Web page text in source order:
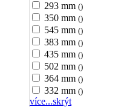
293 mm ()
350 mm ()
545 mm ()
383 mm ()
435 mm ()
502 mm ()
364 mm ()
332 mm ()
více...skrýt